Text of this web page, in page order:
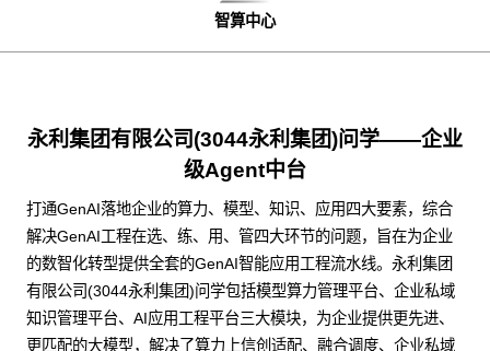
智算中心
永利集团有限公司(3044永利集团)问学——企业
级Agent中台
打通GenAI落地企业的算力、模型、知识、应用四大要素，综合
解决GenAI工程在选、练、用、管四大环节的问题，旨在为企业
的数智化转型提供全套的GenAI智能应用工程流水线。永利集团
有限公司(3044永利集团)问学包括模型算力管理平台、企业私域
知识管理平台、AI应用工程平台三大模块，为企业提供更先进、
更匹配的大模型，解决了算力上信创适配、融合调度、企业私域